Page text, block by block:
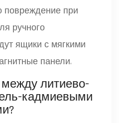
повреждение при
ручного
ящики с мягкими
панели.
литиево-
кадмиевыми